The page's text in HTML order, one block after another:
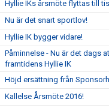
Hyllie IKs årsmöte flyttas till
Nu är det snart sportlov!
Hyllie IK bygger vidare!
Påminnelse - Nu är det dags
framtidens Hyllie IK
Höjd ersättning från
Kallelse Årsmöte 2016!